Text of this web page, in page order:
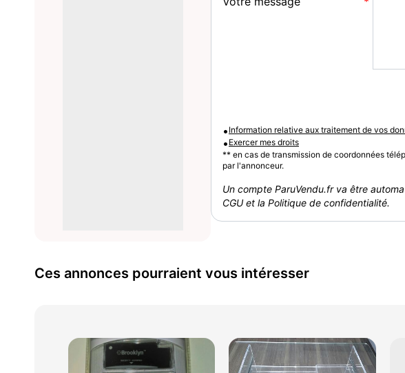
• Information relative aux traitement de vos
• Exercer mes droits
** en cas de transmission de coordonnées
par l'annonceur.
Un compte ParuVendu.fr va être
CGU et la Politique de confidentialité.
Ces annonces pourraient vous intéresser